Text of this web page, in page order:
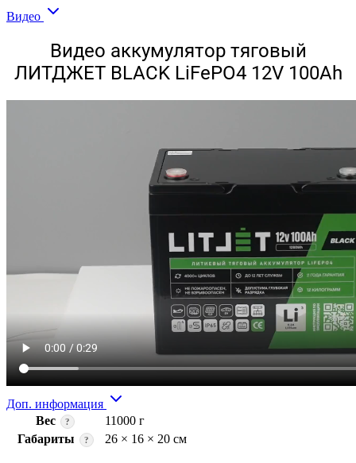
Видео
Видео аккумулятор тяговый
ЛИТДЖЕТ BLACK LiFePO4 12V 100Ah
Доп. информация
Вес
?
11000 г
Габариты
? 26 × 16 × 20 см